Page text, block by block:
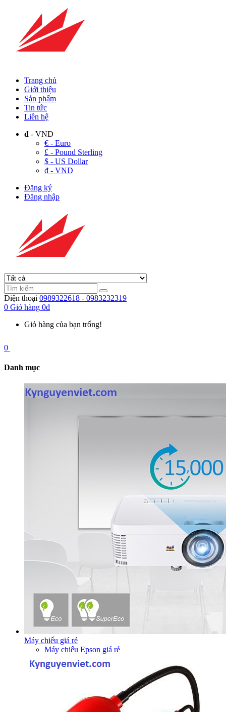
Trang chủ
Giới thiệu
Sản phẩm
Tin tức
Liên hệ
đ - VND
€ - Euro
£ - Pound Sterling
$ - US Dollar
đ - VND
Đăng ký
Đăng nhập
Điện thoại 0989322618 - 0983232319
0 Giỏ hàng 0đ
Giỏ hàng của bạn trống!
0
Danh mục
Máy chiếu giá rẻ
Máy chiếu Epson giá rẻ